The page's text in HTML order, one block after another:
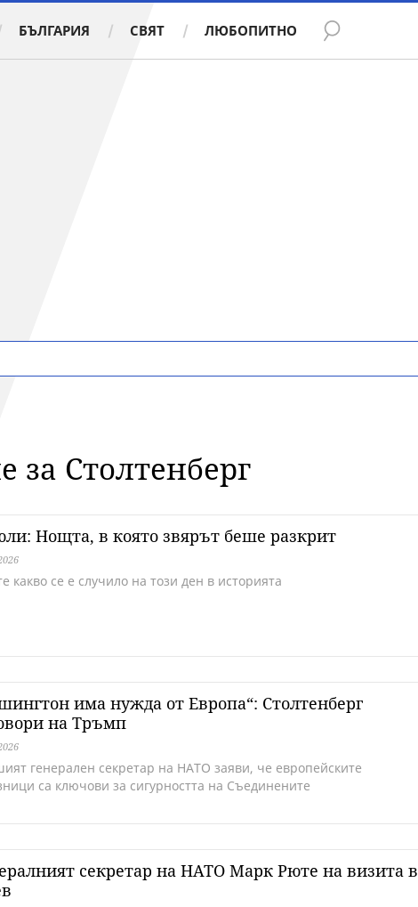
БЪЛГАРИЯ СВЯТ ЛЮБОПИТНО
за Столтенберг
Нощта, в която звярът беше разкрит
какво се е случило на този ден в историята
има нужда от Европа“: Столтенберг
на Тръмп
генерален секретар на НАТО заяви, че европейските
са ключови за сигурността на Съединените
секретар на НАТО Марк Рюте на визита в